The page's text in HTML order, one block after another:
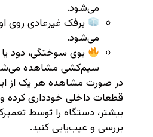
می‌شود.
برفک غیرعادی روی
می‌شود.
بوی سوختگی، دود یا
سیم‌کشی مشاهده
در صورت مشاهده هر یک از
قطعات داخلی خودداری کرده
بیشتر، دستگاه را توسط
بررسی و عیب‌یابی کنید.